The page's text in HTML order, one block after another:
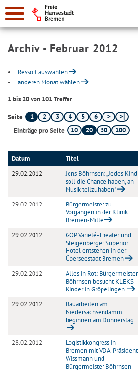
Suche:
Archiv - Februar 2012
Ressort auswählen
anderen Monat wählen
1 bis 20 von 101 Treffer
Seite 1 2 3 4 5
6
Einträge pro Seite
10 20 50 100
Datum Titel
29.02.2012
Jens Böhrnsen: „Jedes Kind
soll die Chance haben, an
Musik teilzuhaben"
29.02.2012
Bürgermeister zu
Vorgängen in der Klinik
Bremen-Mitte
29.02.2012
GOP Varieté-Theater und
Steigenberger Superior
Hotel entstehen in der
Überseestadt Bremen
29.02.2012
Alles in Rot: Bürgermeister
Böhrnsen besucht KLEKS-
Kinder in Gröpelingen
29.02.2012
Bauarbeiten am
Niedersachsendamm
beginnen am Donnerstag
28.02.2012
Logistikkongress in
Bremen mit VDA-Präsident
Wissmann und
Bürgermeister Böhrnsen